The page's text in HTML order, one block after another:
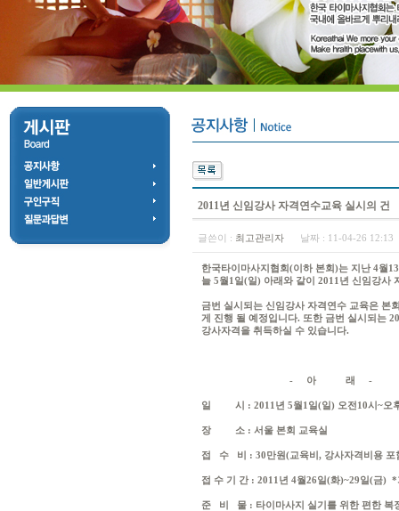
2011년 신임강사 자격연수교육 실시의 건
글쓴이 : 최고관리자 날짜 : 11-04-26
한국타이마사지협회(이하 본회)는 지난 4월
늘 5월1일(일) 아래와 같이 2011년 신임강사
금번 실시되는 신임강사 자격연수 교육은 본
게 진행 될 예정입니다. 또한 금번 실시되는
강사자격을 취득하실 수 있습니다.
- 아 래 -
일 시 : 2011년 5월1일(일) 오전10시~오
장 소 : 서울 본회 교육실
접 수 비 : 30만원(교육비, 강사자격비용 포
접 수 기 간 : 2011년 4월26일(화)~29일(금)
준 비 물 : 타이마사지 실기를 위한 편한 복